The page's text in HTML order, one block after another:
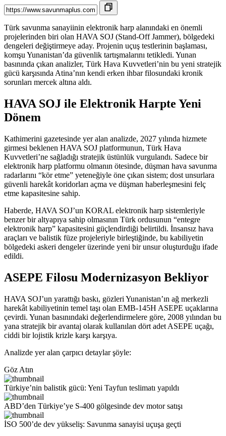
Türk savunma sanayiinin elektronik harp alanındaki en önemli
projelerinden biri olan HAVA SOJ (Stand-Off Jammer), bölgedeki
dengeleri değiştirmeye aday. Projenin uçuş testlerinin başlaması,
komşu Yunanistan’da güvenlik tartışmalarını tetikledi. Yunan
basınında çıkan analizler, Türk Hava Kuvvetleri’nin bu yeni stratejik
gücü karşısında Atina’nın kendi erken ihbar filosundaki kronik
sorunları mercek altına aldı.
HAVA SOJ ile Elektronik Harpte Yeni
Dönem
Kathimerini gazetesinde yer alan analizde, 2027 yılında hizmete
girmesi beklenen HAVA SOJ platformunun, Türk Hava
Kuvvetleri’ne sağladığı stratejik üstünlük vurgulandı. Sadece bir
elektronik harp platformu olmanın ötesinde, düşman hava savunma
radarlarını “kör etme” yeteneğiyle öne çıkan sistem; dost unsurlara
güvenli harekât koridorları açma ve düşman haberleşmesini felç
etme kapasitesine sahip.
Haberde, HAVA SOJ’un KORAL elektronik harp sistemleriyle
benzer bir altyapıya sahip olmasının Türk ordusunun “entegre
elektronik harp” kapasitesini güçlendirdiği belirtildi. İnsansız hava
araçları ve balistik füze projeleriyle birleştiğinde, bu kabiliyetin
bölgedeki askeri dengeler üzerinde yeni bir unsur oluşturduğu ifade
edildi.
ASEPE Filosu Modernizasyon Bekliyor
HAVA SOJ’un yarattığı baskı, gözleri Yunanistan’ın ağ merkezli
harekât kabiliyetinin temel taşı olan EMB-145H ASEPE uçaklarına
çevirdi. Yunan basınındaki değerlendirmelere göre, 2008 yılından bu
yana stratejik bir avantaj olarak kullanılan dört adet ASEPE uçağı,
ciddi bir lojistik krizle karşı karşıya.
Analizde yer alan çarpıcı detaylar şöyle:
Göz Atın
Türkiye’nin balistik gücü: Yeni Tayfun teslimatı yapıldı
ABD’den Türkiye’ye S-400 gölgesinde dev motor satışı
İSO 500’de dev yükseliş: Savunma sanayisi uçuşa geçti